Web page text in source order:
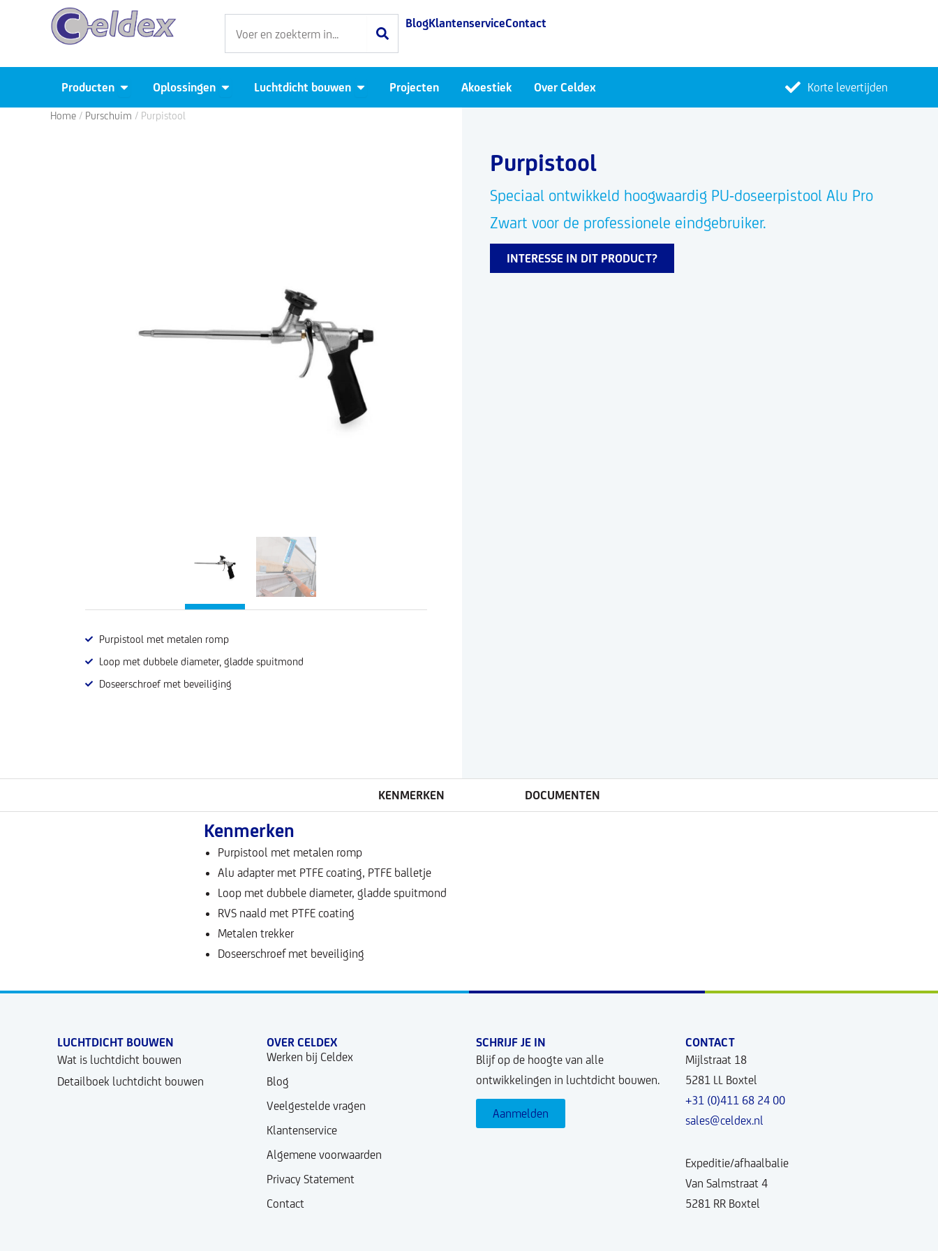
BlogKlantenserviceContact
Producten Open Producten
Oplossingen Open Oplossingen
Luchtdicht bouwen Open Luchtdicht bouwen
Projecten Akoestiek Over Celdex Korte levertijden
Home / Purschuim / Purpistool
Purpistool met metalen romp
Loop met dubbele diameter, gladde spuitmond
Doseerschroef met beveiliging
Purpistool
Speciaal ontwikkeld hoogwaardig PU-doseerpistool Alu Pro
Zwart voor de professionele eindgebruiker.
INTERESSE IN DIT PRODUCT?
KENMERKEN DOCUMENTEN
Kenmerken
Purpistool met metalen romp
Alu adapter met PTFE coating, PTFE balletje
Loop met dubbele diameter, gladde spuitmond
RVS naald met PTFE coating
Metalen trekker
Doseerschroef met beveiliging
LUCHTDICHT BOUWEN
Wat is luchtdicht bouwen
Detailboek luchtdicht bouwen
OVER CELDEX
Werken bij Celdex
Blog
Veelgestelde vragen
Klantenservice
Algemene voorwaarden
Privacy Statement
Contact
SCHRIJF JE IN
Blijf op de hoogte van alle
ontwikkelingen in luchtdicht bouwen.
Aanmelden
CONTACT
Mijlstraat 18
5281 LL Boxtel
+31 (0)411 68 24 00
sales@celdex.nl
Expeditie/afhaalbalie
Van Salmstraat 4
5281 RR Boxtel